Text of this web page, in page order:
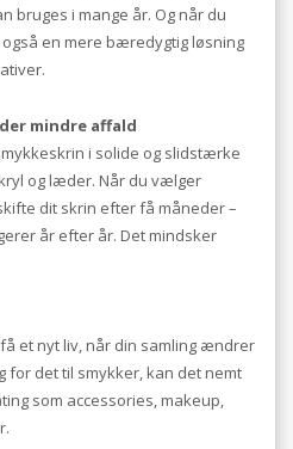
bruges i mange år. Og når du
en mere bæredygtig løsning
mindre affald
i solide og slidstærke
og læder. Når du vælger
dit skrin efter få måneder –
år efter år. Det mindsker
et nyt liv, når din samling ændrer
for det til smykker, kan det nemt
som accessories, makeup,